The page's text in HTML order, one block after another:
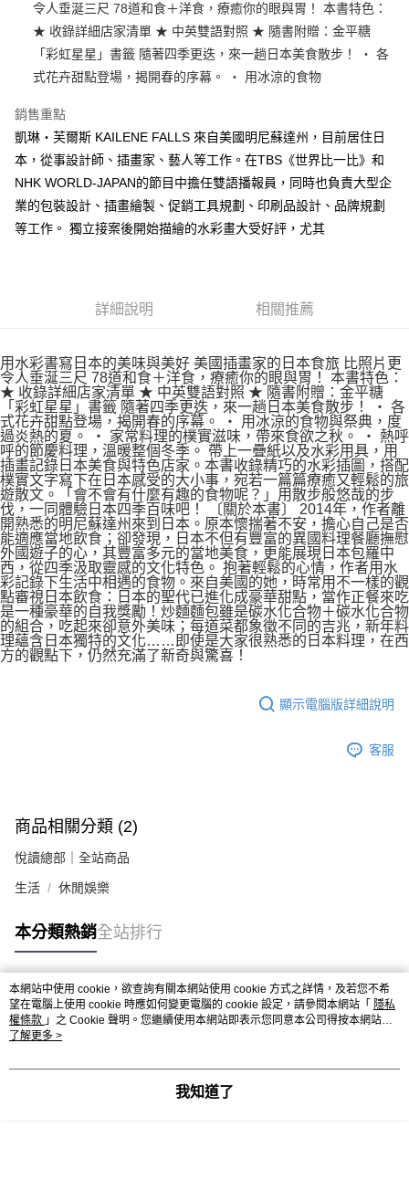
每筆NT$60，滿NT$499(含以上)免運費
付款後7-11取貨
每筆NT$60，滿NT$499(含以上)免運費
宅配
每筆NT$100，滿NT$499(含以上)免運費
令人垂涎三尺 78道和食＋洋食，療癒你的眼與胃！ 本書特色：
★ 收錄詳細店家清單 ★ 中英雙語對照 ★ 隨書附贈：金平糖
「彩虹星星」書籤 隨著四季更迭，來一趟日本美食散步！ ‧ 各
式花卉甜點登場，揭開春的序幕。 ‧ 用冰涼的食物
銷售重點
凱琳‧芙爾斯 KAILENE FALLS 來自美國明尼蘇達州，目前居住日
本，從事設計師、插畫家、藝人等工作。在TBS《世界比一比》和
NHK WORLD-JAPAN的節目中擔任雙語播報員，同時也負責大型企
業的包裝設計、插畫繪製、促銷工具規劃、印刷品設計、品牌規劃
等工作。 獨立接案後開始描繪的水彩畫大受好評，尤其
詳細說明 相關推薦
用水彩書寫日本的美味與美好 美國插畫家的日本食旅 比照片更
令人垂涎三尺 78道和食＋洋食，療癒你的眼與胃！ 本書特色：
★ 收錄詳細店家清單 ★ 中英雙語對照 ★ 隨書附贈：金平糖
「彩虹星星」書籤 隨著四季更迭，來一趟日本美食散步！ ‧ 各
式花卉甜點登場，揭開春的序幕。 ‧ 用冰涼的食物與祭典，度
過炎熱的夏。 ‧ 家常料理的樸實滋味，帶來食欲之秋。 ‧ 熱呼
呼的節慶料理，溫暖整個冬季。 帶上一疊紙以及水彩用具，用
插畫記錄日本美食與特色店家。本書收錄精巧的水彩插圖，搭配
樸實文字寫下在日本感受的大小事，宛若一篇篇療癒又輕鬆的旅
遊散文。「會不會有什麼有趣的食物呢？」用散步般悠哉的步
伐，一同體驗日本四季百味吧！ 〔關於本書〕 2014年，作者離
開熟悉的明尼蘇達州來到日本。原本懷揣著不安，擔心自己是否
能適應當地飲食；卻發現，日本不但有豐富的異國料理餐廳撫慰
外國遊子的心，其豐富多元的當地美食，更能展現日本包羅中
西，從四季汲取靈感的文化特色。 抱著輕鬆的心情，作者用水
彩記錄下生活中相遇的食物。來自美國的她，時常用不一樣的觀
點審視日本飲食：日本的聖代已進化成豪華甜點，當作正餐來吃
是一種豪華的自我獎勵！炒麵麵包雖是碳水化合物＋碳水化合物
的組合，吃起來卻意外美味；每道菜都象徵不同的吉兆，新年料
理蘊含日本獨特的文化……即使是大家很熟悉的日本料理，在西
方的觀點下，仍然充滿了新奇與驚喜！
顯示電腦版詳細說明
客服
商品相關分類 (2)
悅讀總部｜全站商品
生活 休閒娛樂
本分類熱銷全站排行
熱門標籤
本網站中使用 cookie，欲查詢有關本網站使用 cookie 方式之詳情，及若您不希
望在電腦上使用 cookie 時應如何變更電腦的 cookie 設定，請參閱本網站「 隱私
權條款 」之 Cookie 聲明。您繼續使用本網站即表示您同意本公司得按本網站使
用條款之 Cookie 聲明使用 cookie。
了解更多 >
我知道了